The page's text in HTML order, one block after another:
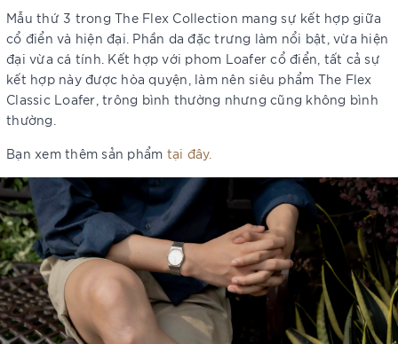
Mẫu thứ 3 trong The Flex Collection mang sự kết hợp giữa
cổ điển và hiện đại. Phần da đặc trưng làm nổi bật, vừa hiện
đại vừa cá tính. Kết hợp với phom Loafer cổ điển, tất cả sự
kết hợp này được hòa quyện, làm nên siêu phẩm The Flex
Classic Loafer, trông bình thường nhưng cũng không bình
thường.
Bạn xem thêm sản phẩm tại đây.